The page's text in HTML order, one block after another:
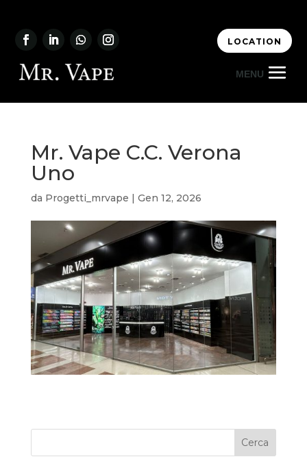
LOCATION
Mr. Vape C.C. Verona
Uno
da Progetti_mrvape | Gen 12, 2026
Cerca